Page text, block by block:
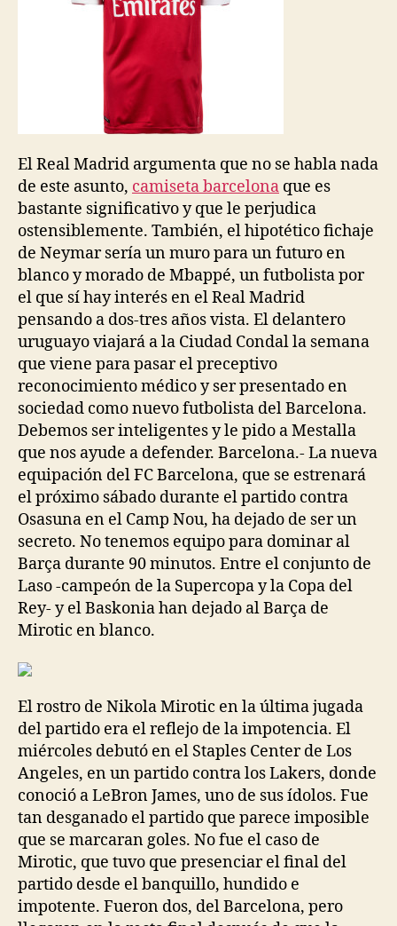
El Real Madrid argumenta que no se habla nada
de este asunto, camiseta barcelona que es
bastante significativo y que le perjudica
ostensiblemente. También, el hipotético fichaje
de Neymar sería un muro para un futuro en
blanco y morado de Mbappé, un futbolista por
el que sí hay interés en el Real Madrid
pensando a dos-tres años vista. El delantero
uruguayo viajará a la Ciudad Condal la semana
que viene para pasar el preceptivo
reconocimiento médico y ser presentado en
sociedad como nuevo futbolista del Barcelona.
Debemos ser inteligentes y le pido a Mestalla
que nos ayude a defender. Barcelona.- La nueva
equipación del FC Barcelona, que se estrenará
el próximo sábado durante el partido contra
Osasuna en el Camp Nou, ha dejado de ser un
secreto. No tenemos equipo para dominar al
Barça durante 90 minutos. Entre el conjunto de
Laso -campeón de la Supercopa y la Copa del
Rey- y el Baskonia han dejado al Barça de
Mirotic en blanco.
El rostro de Nikola Mirotic en la última jugada
del partido era el reflejo de la impotencia. El
miércoles debutó en el Staples Center de Los
Angeles, en un partido contra los Lakers, donde
conoció a LeBron James, uno de sus ídolos. Fue
tan desganado el partido que parece imposible
que se marcaran goles. No fue el caso de
Mirotic, que tuvo que presenciar el final del
partido desde el banquillo, hundido e
impotente. Fueron dos, del Barcelona, pero